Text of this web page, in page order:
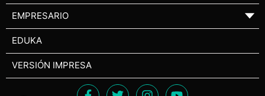
EMPRESARIO ▼
EDUKA
VERSIÓN IMPRESA